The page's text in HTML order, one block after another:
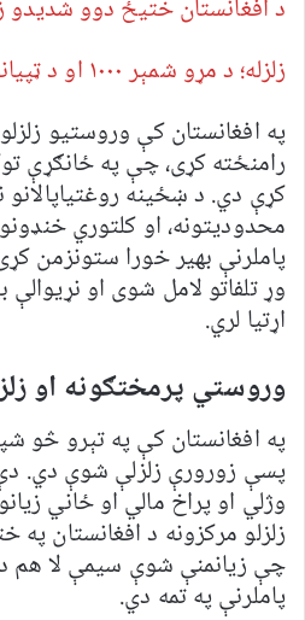
د افغانستان ختیځ دوو شدیدو
زلزله؛ د مړو شمېر ۱۰۰۰ او د ټپیانو شمېر ۲۵۰۰ ته ورسېده
په افغانستان کې وروستیو
رامنځته کړی، چې په ځانګړې
کړې دي. د ښځینه روغتیاپالانو
محدودیتونه، او کلتوري
پاملرنې بهیر خورا ستونزمن
وړ تلفاتو لامل شوی او
اړتیا لري.
وروستي پرمختګونه او
په افغانستان کې په تېرو څو
وژلي او پراخ مالي او ځاني
زلزلو مرکزونه د افغانستان په
چې زیانمنې شوې سیمې لا هم
پاملرنې په تمه دي.